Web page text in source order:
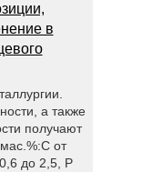
в
а также
получают
от
до 2,5, P